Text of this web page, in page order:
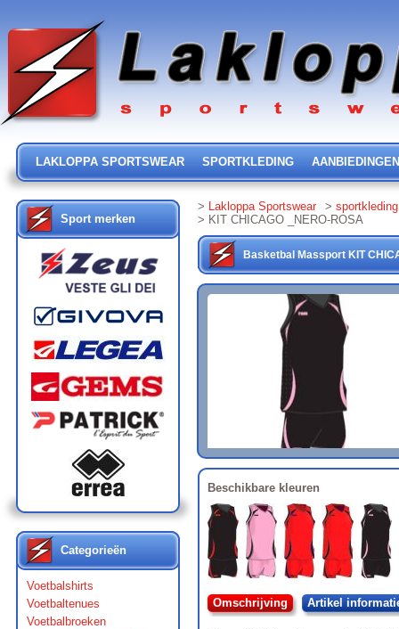
LAKLOPPA SPORTSWEAR SPORTKLEDING AANBIEDINGEN
Sport merken
Categorieën
Voetbalshirts
Voetbaltenues
Voetbalbroeken
> Lakloppa Sportswear > sportkleding
> KIT CHICAGO _NERO-ROSA
Basketbal Massport KIT
Beschikbare kleuren
Omschrijving Artikel